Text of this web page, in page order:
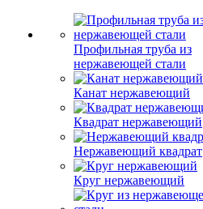
Профильная труба из
нержавеющей стали
Канат нержавеющий
Квадрат нержавеющий
Нержавеющий квадрат
Круг нержавеющий